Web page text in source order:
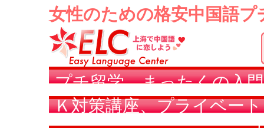
女性のための格安中国語
プチ留学、まったくの入
Ｋ対策講座、プライベー